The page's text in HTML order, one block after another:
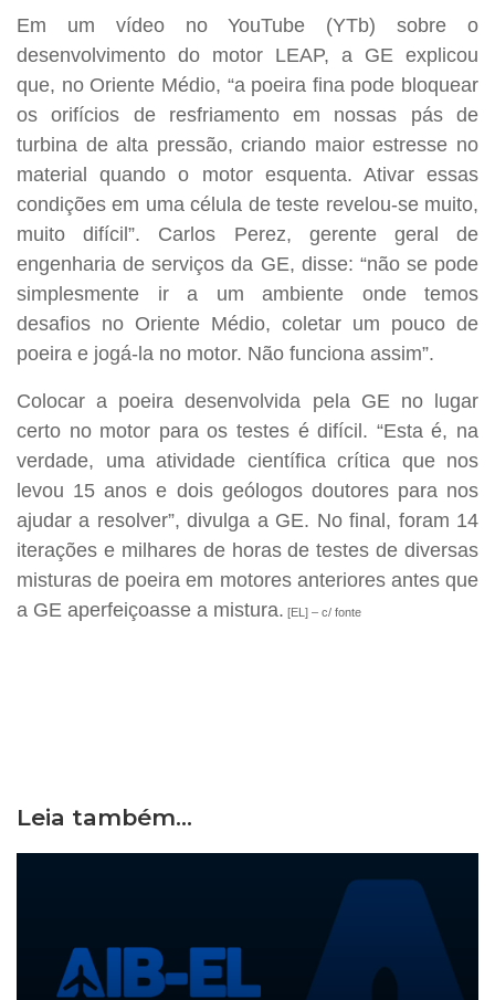
Em um vídeo no YouTube (YTb) sobre o
desenvolvimento do motor LEAP, a GE explicou
que, no Oriente Médio, “a poeira fina pode bloquear
os orifícios de resfriamento em nossas pás de
turbina de alta pressão, criando maior estresse no
material quando o motor esquenta. Ativar essas
condições em uma célula de teste revelou-se muito,
muito difícil”. Carlos Perez, gerente geral de
engenharia de serviços da GE, disse: “não se pode
simplesmente ir a um ambiente onde temos
desafios no Oriente Médio, coletar um pouco de
poeira e jogá-la no motor. Não funciona assim”.
Colocar a poeira desenvolvida pela GE no lugar
certo no motor para os testes é difícil. “Esta é, na
verdade, uma atividade científica crítica que nos
levou 15 anos e dois geólogos doutores para nos
ajudar a resolver”, divulga a GE. No final, foram 14
iterações e milhares de horas de testes de diversas
misturas de poeira em motores anteriores antes que
a GE aperfeiçoasse a mistura. [EL] – c/ fonte
Leia também...